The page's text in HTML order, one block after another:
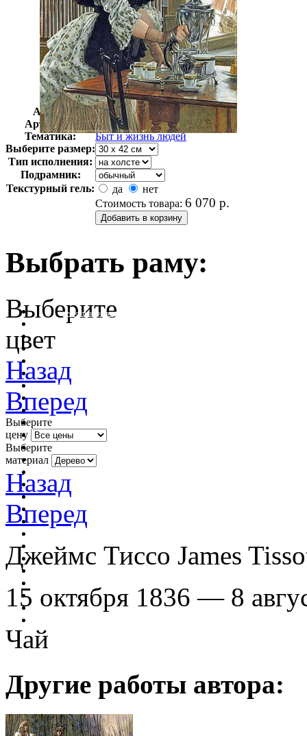
Автор:
Тиссо Джемс
Арт-стиль
Французская живопись
Тематика:
Быт и жизнь людей
Выберите размер:
Тип исполнения:
Подрамник:
Текстурный гель:
да
нет
Стоимость товара: 6 070 р.
Выбрать раму:
очистить фильтр цвета
Выберите
цвет
Назад
Вперед
Выберите
цену
Выберите
материал
Назад
Вперед
Джеймс Тиссо James
15 октября 1836 — 8
Чай
Другие работы автора: